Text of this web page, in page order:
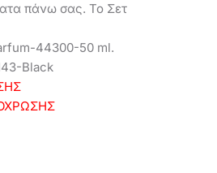
πάνω σας. Το Σετ
44300-50 ml.
Black